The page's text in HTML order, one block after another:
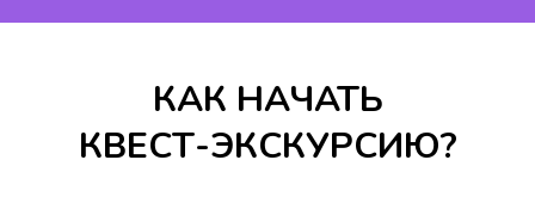
КАК НАЧАТЬ
КВЕСТ-ЭКСКУРСИЮ?